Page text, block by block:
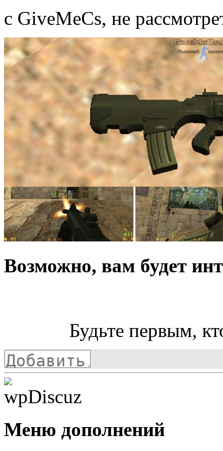
с GiveMeCs, не
Возможно, вам будет
Будьте первым,
Меню дополнений